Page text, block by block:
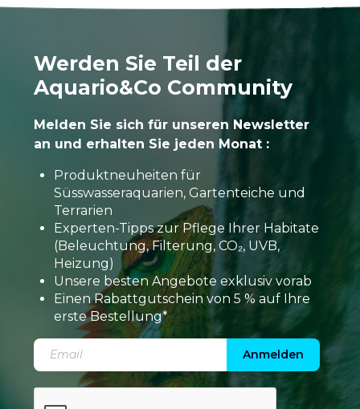
Werden Sie Teil der
Aquario&Co Community
Melden Sie sich für unseren Newsletter
an und erhalten Sie jeden Monat :
Produktneuheiten für
Süsswasseraquarien, Gartenteiche und
Terrarien
Experten-Tipps zur Pflege Ihrer Habitate
(Beleuchtung, Filterung, CO₂, UVB,
Heizung)
Unsere besten Angebote exklusiv vorab
Einen Rabattgutschein von 5 % auf Ihre
erste Bestellung*
Anmelden